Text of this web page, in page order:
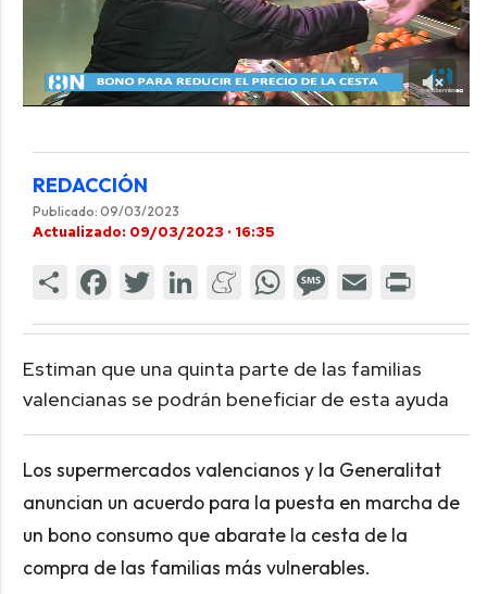
REDACCIÓN
Publicado: 09/03/2023
Actualizado: 09/03/2023 · 16:35
Estiman que una quinta parte de las familias
valencianas se podrán beneficiar de esta ayuda
Los supermercados valencianos y la Generalitat
anuncian un acuerdo para la puesta en marcha de
un bono consumo que abarate la cesta de la
compra de las familias más vulnerables.